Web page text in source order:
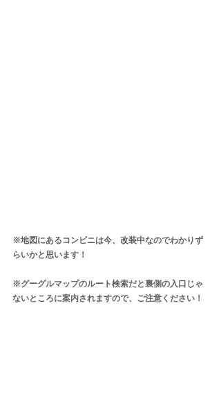
※地図にあるコンビニは今、改装中なのでわかりず
らいかと思います！
※グーグルマップのルート検索だと裏側の入口じゃ
ないところに案内されますので、ご注意ください！